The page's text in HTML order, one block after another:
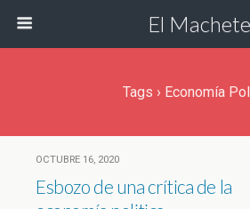
El Machete
Tags › Economía
OCTUBRE 16, 2020
Esbozo de una crítica de la